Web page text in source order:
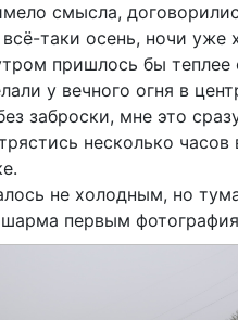
смысла,
таки осень, ночи уже
пришлось бы теплее
у вечного огня в
заброски, мне это
несколько
не холодным, но
первым